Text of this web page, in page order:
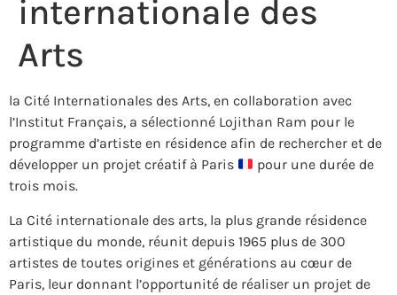
internationale des
Arts
la Cité Internationales des Arts, en collaboration avec
l’Institut Français, a sélectionné Lojithan Ram pour le
programme d’artiste en résidence afin de rechercher et de
développer un projet créatif à Paris
pour une durée de
trois mois.
La Cité internationale des arts, la plus grande résidence
artistique du monde, réunit depuis 1965 plus de 300
artistes de toutes origines et générations au cœur de
Paris, leur donnant l’opportunité de réaliser un projet de